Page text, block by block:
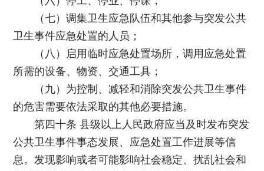
（七）调集卫生应急队伍和其他参与突发公共
卫生事件应急处置的人员；
（八）启用临时应急处置场所，调用应急处置
所需的设备、物资、交通工具；
（九）为控制、减轻和消除突发公共卫生事件
的危害需要依法采取的其他必要措施。
第四十条 县级以上人民政府应当及时发布突发
公共卫生事件事态发展、应急处置工作进展等信
息。发现影响或者可能影响社会稳定、扰乱社会和